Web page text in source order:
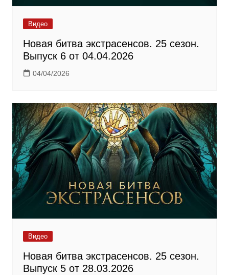
Видео
Новая битва экстрасенсов. 25 сезон.
Выпуск 6 от 04.04.2026
04/04/2026
Видео
Новая битва экстрасенсов. 25 сезон.
Выпуск 5 от 28.03.2026